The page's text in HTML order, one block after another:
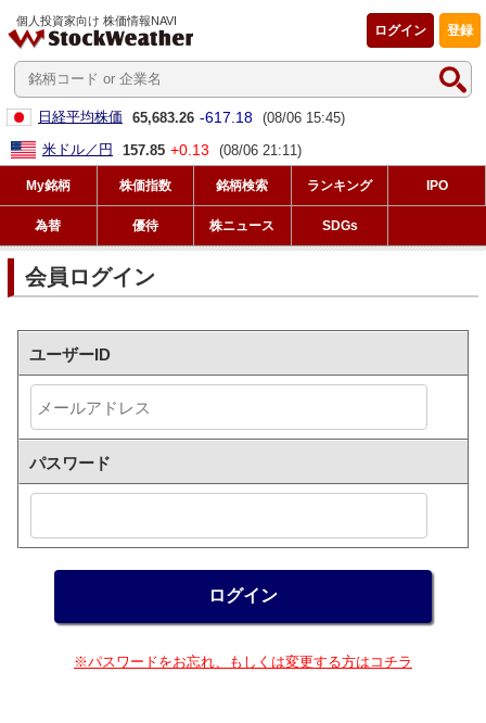
個人投資家向け 株価情報NAVI
登録
ログイン
日経平均株価 65,683.26 -617.18 (08/06 15:45)
米ドル／円
157.85 +0.13 (08/06 21:11)
My銘柄 株価指数 銘柄検索 ランキング IPO
為替 優待 株ニュース SDGs
会員ログイン
ユーザーID
パスワード
※パスワードをお忘れ、もしくは変更する方はコチラ